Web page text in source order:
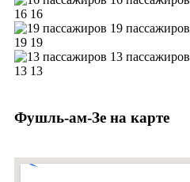
16 16
19 пассажиров
19 19
13 пассажиров
13 13
Фушль-ам-Зе на карте